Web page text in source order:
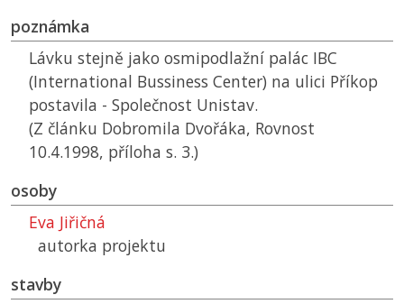
poznámka
Lávku stejně jako osmipodlažní palác IBC
(International Bussiness Center) na ulici Příkop
postavila - Společnost Unistav.
(Z článku Dobromila Dvořáka, Rovnost
10.4.1998, příloha s. 3.)
osoby
Eva Jiřičná
autorka projektu
stavby